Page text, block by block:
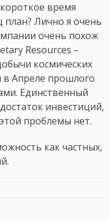
время
Лично я очень
очень похож
Resources –
космических
в Апреле прошлого
Единственный
инвестиций,
проблемы нет.
как частных,